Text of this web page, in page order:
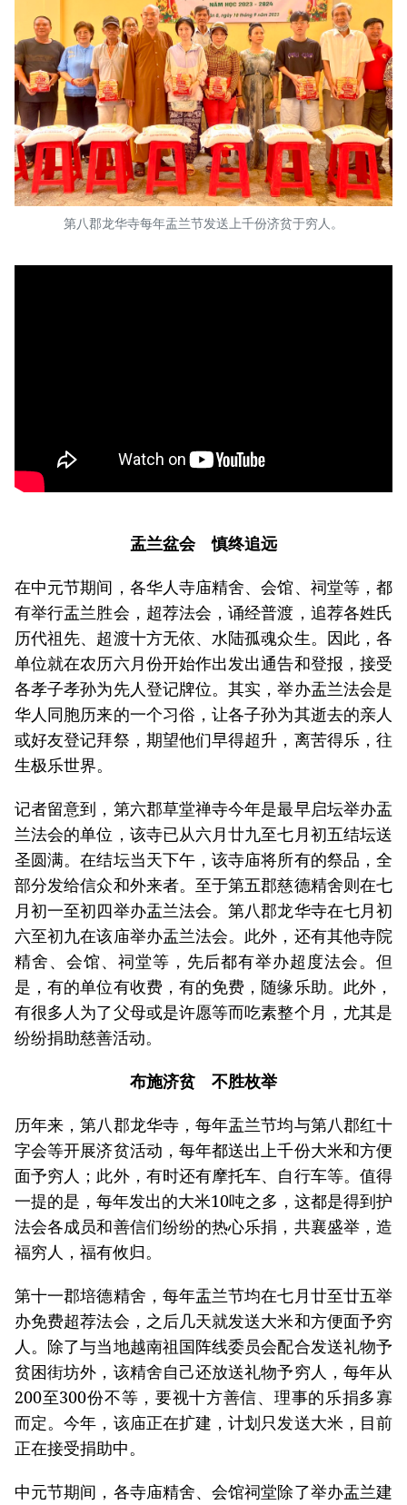
第八郡龙华寺每年盂兰节发送上千份济贫于穷人。
盂兰盆会 慎终追远
在中元节期间，各华人寺庙精舍、会馆、祠堂等，都
有举行盂兰胜会，超荐法会，诵经普渡，追荐各姓氏
历代祖先、超渡十方无依、水陆孤魂众生。因此，各
单位就在农历六月份开始作出发出通告和登报，接受
各孝子孝孙为先人登记牌位。其实，举办盂兰法会是
华人同胞历来的一个习俗，让各子孙为其逝去的亲人
或好友登记拜祭，期望他们早得超升，离苦得乐，往
生极乐世界。
记者留意到，第六郡草堂禅寺今年是最早启坛举办盂
兰法会的单位，该寺已从六月廿九至七月初五结坛送
圣圆满。在结坛当天下午，该寺庙将所有的祭品，全
部分发给信众和外来者。至于第五郡慈德精舍则在七
月初一至初四举办盂兰法会。第八郡龙华寺在七月初
六至初九在该庙举办盂兰法会。此外，还有其他寺院
精舍、会馆、祠堂等，先后都有举办超度法会。但
是，有的单位有收费，有的免费，随缘乐助。此外，
有很多人为了父母或是许愿等而吃素整个月，尤其是
纷纷捐助慈善活动。
布施济贫 不胜枚举
历年来，第八郡龙华寺，每年盂兰节均与第八郡红十
字会等开展济贫活动，每年都送出上千份大米和方便
面予穷人；此外，有时还有摩托车、自行车等。值得
一提的是，每年发出的大米10吨之多，这都是得到护
法会各成员和善信们纷纷的热心乐捐，共襄盛举，造
福穷人，福有攸归。
第十一郡培德精舍，每年盂兰节均在七月廿至廿五举
办免费超荐法会，之后几天就发送大米和方便面予穷
人。除了与当地越南祖国阵线委员会配合发送礼物予
贫困街坊外，该精舍自己还放送礼物予穷人，每年从
200至300份不等，要视十方善信、理事的乐捐多寡
而定。今年，该庙正在扩建，计划只发送大米，目前
正在接受捐助中。
中元节期间，各寺庙精舍、会馆祠堂除了举办盂兰建